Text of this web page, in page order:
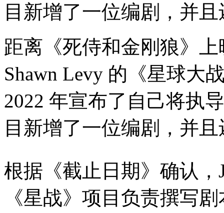
目新增了一位编剧，并
距离《死侍和金刚狼》
Shawn Levy 的《星球大
2022 年宣布了自己将执
目新增了一位编剧，并
根据《截止日期》确认，
《星战》项目负责撰写